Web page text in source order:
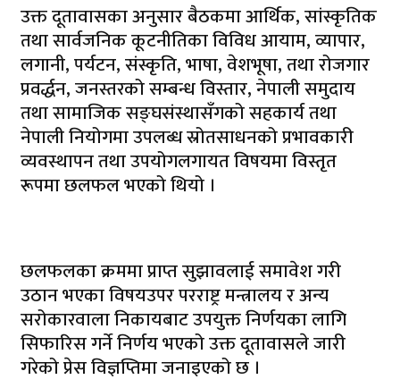
उक्त दूतावासका अनुसार बैठकमा आर्थिक, सांस्कृतिक
तथा सार्वजनिक कूटनीतिका विविध आयाम, व्यापार,
लगानी, पर्यटन, संस्कृति, भाषा, वेशभूषा, तथा रोजगार
प्रवर्द्धन, जनस्तरको सम्बन्ध विस्तार, नेपाली समुदाय
तथा सामाजिक सङ्घसंस्थासँगको सहकार्य तथा
नेपाली नियोगमा उपलब्ध स्रोतसाधनको प्रभावकारी
व्यवस्थापन तथा उपयोगलगायत विषयमा विस्तृत
रूपमा छलफल भएको थियो ।
छलफलका क्रममा प्राप्त सुझावलाई समावेश गरी
उठान भएका विषयउपर परराष्ट्र मन्त्रालय र अन्य
सरोकारवाला निकायबाट उपयुक्त निर्णयका लागि
सिफारिस गर्ने निर्णय भएको उक्त दूतावासले जारी
गरेको प्रेस विज्ञप्तिमा जनाइएको छ ।